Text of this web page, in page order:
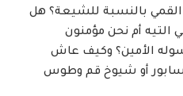
القمي بالنسبة للشيعة؟ هل
التيه أم نحن مؤمنون
الأمين؟ وكيف ‏عاش
أو شيوخ قم وطوس